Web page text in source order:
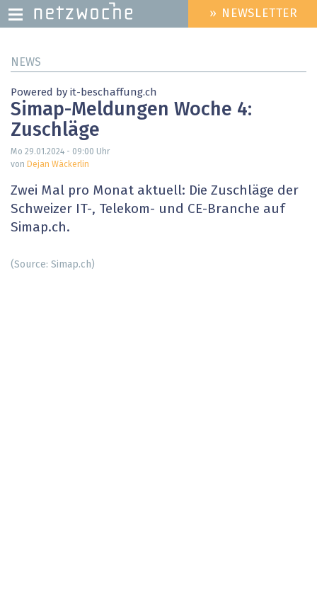
zum
HEADER
MENU
» NEWSLETTER
NEWS
Powered by it-beschaffung.ch
Simap-Meldungen Woche 4:
Zuschläge
Mo 29.01.2024 - 09:00 Uhr
von Dejan Wäckerlin
Zwei Mal pro Monat aktuell: Die Zuschläge der
Schweizer IT-, Telekom- und CE-Branche auf
Simap.ch.
(Source: Simap.ch)